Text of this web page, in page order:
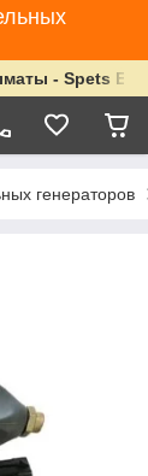
- Spets
генераторов